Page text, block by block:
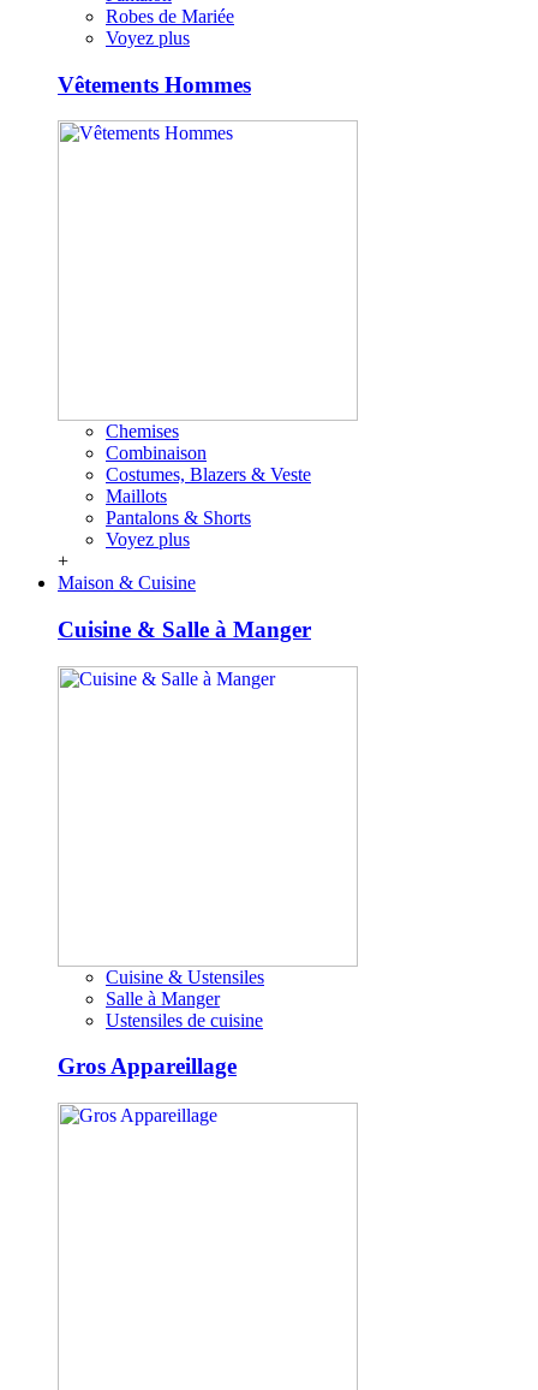
Robes de Mariée
Voyez plus
Vêtements Hommes
Chemises
Combinaison
Costumes, Blazers & Veste
Maillots
Pantalons & Shorts
Voyez plus
+
Maison & Cuisine
Cuisine & Salle à Manger
Cuisine & Ustensiles
Salle à Manger
Ustensiles de cuisine
Gros Appareillage